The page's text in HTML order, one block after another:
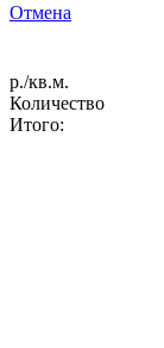
Отмена
р./кв.м.
Количество
Итого: